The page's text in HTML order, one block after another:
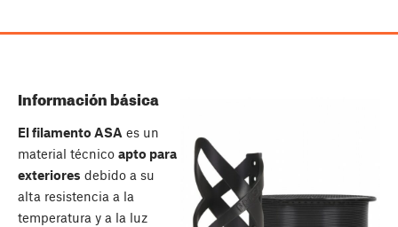
Información básica
El filamento ASA es un
material técnico apto para
exteriores debido a su
alta resistencia a la
temperatura y a la luz